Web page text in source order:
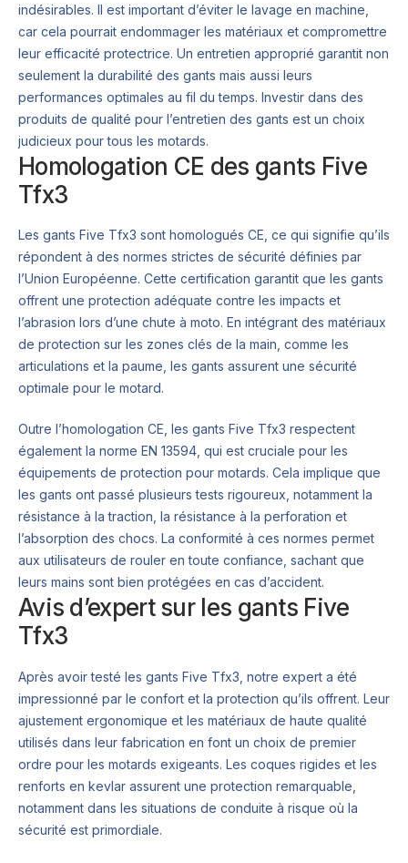
indésirables. Il est important d’éviter le lavage en machine,
car cela pourrait endommager les matériaux et compromettre
leur efficacité protectrice. Un entretien approprié garantit non
seulement la durabilité des gants mais aussi leurs
performances optimales au fil du temps. Investir dans des
produits de qualité pour l’entretien des gants est un choix
judicieux pour tous les motards.
Homologation CE des gants Five
Tfx3
Les gants Five Tfx3 sont homologués CE, ce qui signifie qu’ils
répondent à des normes strictes de sécurité définies par
l’Union Européenne. Cette certification garantit que les gants
offrent une protection adéquate contre les impacts et
l’abrasion lors d’une chute à moto. En intégrant des matériaux
de protection sur les zones clés de la main, comme les
articulations et la paume, les gants assurent une sécurité
optimale pour le motard.
Outre l’homologation CE, les gants Five Tfx3 respectent
également la norme EN 13594, qui est cruciale pour les
équipements de protection pour motards. Cela implique que
les gants ont passé plusieurs tests rigoureux, notamment la
résistance à la traction, la résistance à la perforation et
l’absorption des chocs. La conformité à ces normes permet
aux utilisateurs de rouler en toute confiance, sachant que
leurs mains sont bien protégées en cas d’accident.
Avis d’expert sur les gants Five
Tfx3
Après avoir testé les gants Five Tfx3, notre expert a été
impressionné par le confort et la protection qu’ils offrent. Leur
ajustement ergonomique et les matériaux de haute qualité
utilisés dans leur fabrication en font un choix de premier
ordre pour les motards exigeants. Les coques rigides et les
renforts en kevlar assurent une protection remarquable,
notamment dans les situations de conduite à risque où la
sécurité est primordiale.